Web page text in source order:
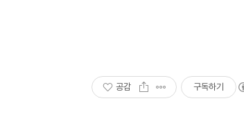
공감 구독하기